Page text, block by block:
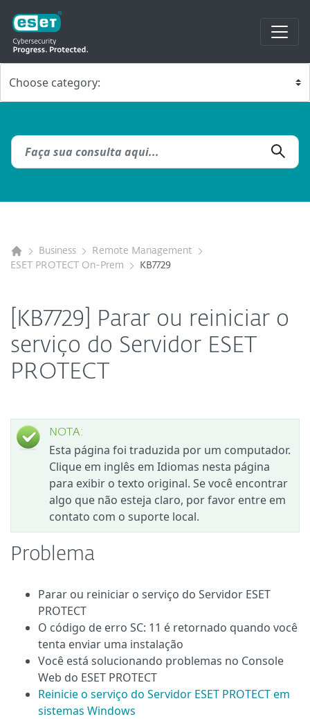
Business
Remote Management
ESET PROTECT On-Prem
KB7729
[KB7729] Parar ou reiniciar o
serviço do Servidor ESET
PROTECT
NOTA:
Esta página foi traduzida por um computador.
Clique em inglês em Idiomas nesta página
para exibir o texto original. Se você encontrar
algo que não esteja claro, por favor entre em
contato com o suporte local.
Problema
Parar ou reiniciar o serviço do Servidor ESET
PROTECT
O código de erro SC: 11 é retornado quando você
tenta enviar uma instalação
Você está solucionando problemas no Console
Web do ESET PROTECT
Reinicie o serviço do Servidor ESET PROTECT em
sistemas Windows